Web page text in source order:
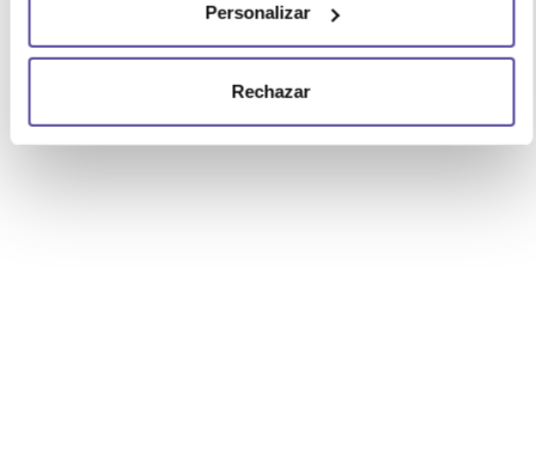
Personalizar
Rechazar